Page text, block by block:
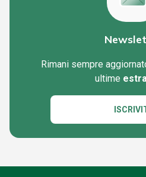
Rimani sempre
ultime